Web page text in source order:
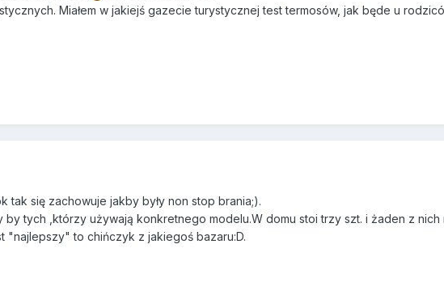
Miałem w jakiejś gazecie turystycznej test termosów, jak będe u
tak się zachowuje jakby były non stop brania;).
by tych ,którzy używają konkretnego modelu.W domu stoi trzy szt. i żaden z nich
"najlepszy" to chińczyk z jakiegoś bazaru:D.